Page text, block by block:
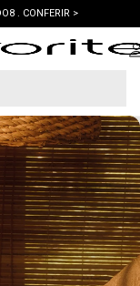
. CONFERIR >
VER LOOKS >